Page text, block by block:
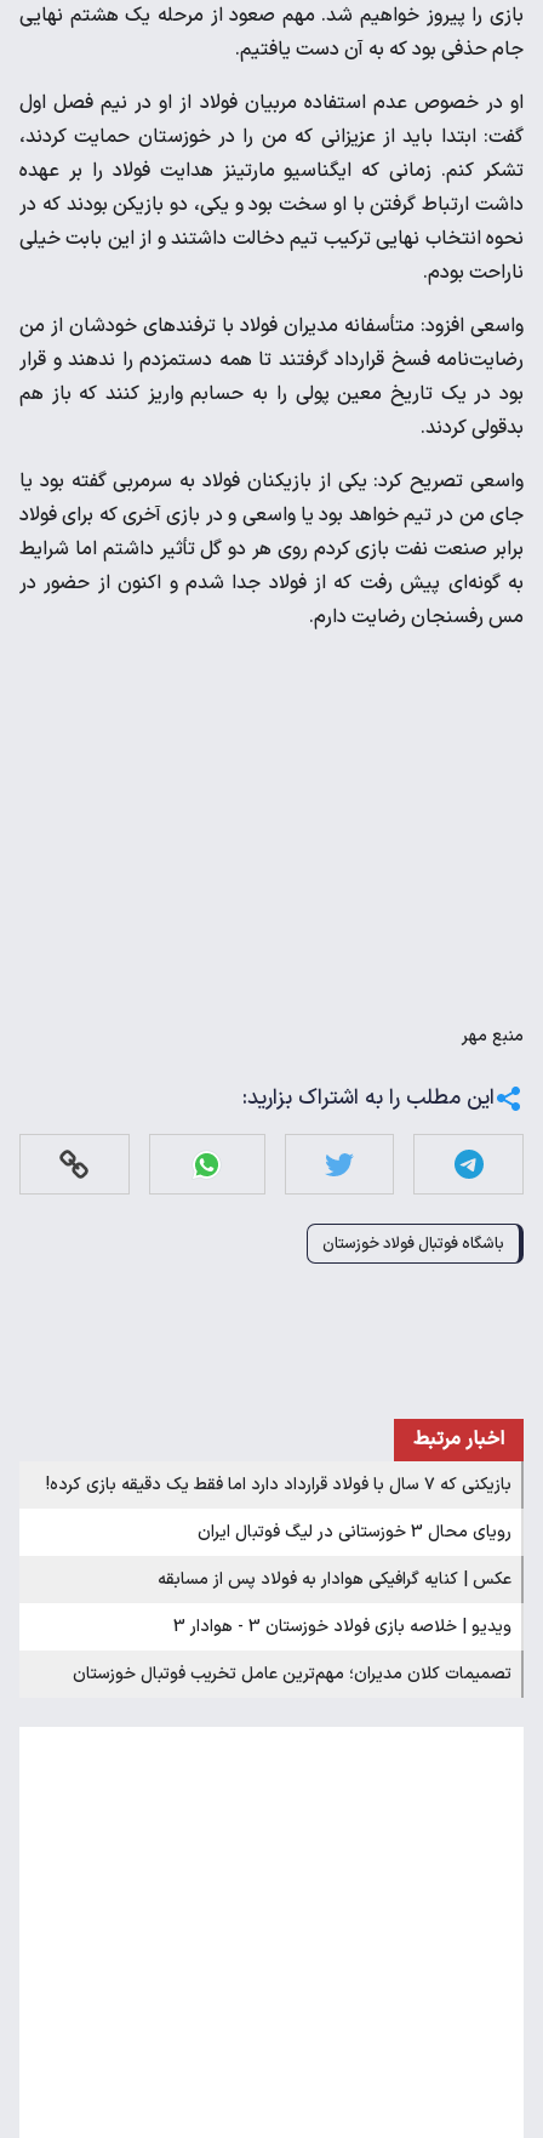
بازی را پیروز خواهیم شد. مهم صعود از مرحله یک هشتم نهایی
جام حذفی بود که به آن دست یافتیم.
او در خصوص عدم استفاده مربیان فولاد از او در نیم فصل اول
گفت: ابتدا باید از عزیزانی که من را در خوزستان حمایت کردند،
تشکر کنم. زمانی که ایگناسیو مارتینز هدایت فولاد را بر عهده
داشت ارتباط گرفتن با او سخت بود و یکی، دو بازیکن بودند که در
نحوه انتخاب نهایی ترکیب تیم دخالت داشتند و از این بابت خیلی
ناراحت بودم.
واسعی افزود: متأسفانه مدیران فولاد با ترفندهای خودشان از من
رضایت‌نامه فسخ قرارداد گرفتند تا همه دستمزدم را ندهند و قرار
بود در یک تاریخ معین پولی را به حسابم واریز کنند که باز هم
بدقولی کردند.
واسعی تصریح کرد: یکی از بازیکنان فولاد به سرمربی گفته بود یا
جای من در تیم خواهد بود یا واسعی و در بازی آخری که برای فولاد
برابر صنعت نفت بازی کردم روی هر دو گل تأثیر داشتم اما شرایط
به گونه‌ای پیش رفت که از فولاد جدا شدم و اکنون از حضور در
مس رفسنجان رضایت دارم.
منبع مهر
این مطلب را به اشتراک بزارید:
باشگاه فوتبال فولاد خوزستان
اخبار مرتبط
بازیکنی که ۷ سال با فولاد قرارداد دارد اما فقط یک دقیقه بازی کرده!
رویای محال 3 خوزستانی در لیگ فوتبال ایران
عکس | کنایه گرافیکی هوادار به فولاد پس از مسابقه
ویدیو | خلاصه بازی فولاد خوزستان 3 - هوادار 3
تصمیمات کلان مدیران؛ مهم‌ترین عامل تخریب فوتبال خوزستان